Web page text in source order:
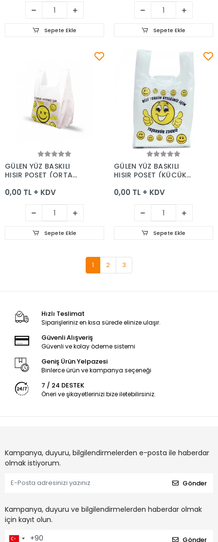
Sepete Ekle Sepete Ekle
Sepete Ekle
GÜLEN YÜZ BASKILI
HIŞIR POŞET (ORTA
0,00 TL + KDV
Sepete Ekle
Sepete Ekle
GÜLEN YÜZ BASKILI
HIŞIR POŞET (KÜÇÜK
0,00 TL + KDV
Sepete Ekle
1 2 3
Hızlı Teslimat
Siparişleriniz en kısa sürede elinize ulaşır.
Güvenli Alışveriş
Güvenli ve kolay ödeme sistemi
Geniş Ürün Yelpazesi
Binlerce ürün ve kampanya seçeneği
7 / 24 DESTEK
Öneri ve şikayetlerinizi bize iletebilirsiniz.
Kampanya, duyuru, bilgilendirmelerden e-posta ile haberdar
olmak istiyorum.
Gönder
Kampanya, duyuru ve bilgilendirmelerden haberdar olmak
için kayıt olun.
Gönder